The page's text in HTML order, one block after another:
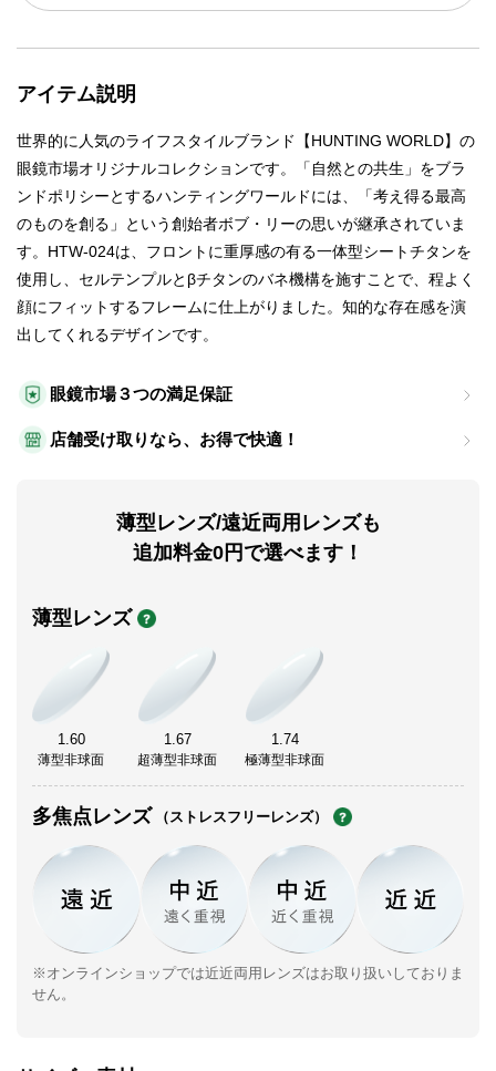
眼鏡市場３つの満足保証
店舗受け取りなら、お得で快適！
薄型レンズ/遠近両用レンズも
追加料金0円で選べます！
薄型レンズ
1.60
薄型非球面
1.67
超薄型非球面
1.74
極薄型非球面
多焦点レンズ （ストレスフリーレンズ）
※オンラインショップでは近近両用レンズはお取り扱いしておりま
せん。
アイテム説明
世界的に人気のライフスタイルブランド【HUNTING WORLD】の
眼鏡市場オリジナルコレクションです。「自然との共生」をブラ
ンドポリシーとするハンティングワールドには、「考え得る最高
のものを創る」という創始者ボブ・リーの思いが継承されていま
す。HTW-024は、フロントに重厚感の有る一体型シートチタンを
使用し、セルテンプルとβチタンのバネ機構を施すことで、程よく
顔にフィットするフレームに仕上がりました。知的な存在感を演
出してくれるデザインです。